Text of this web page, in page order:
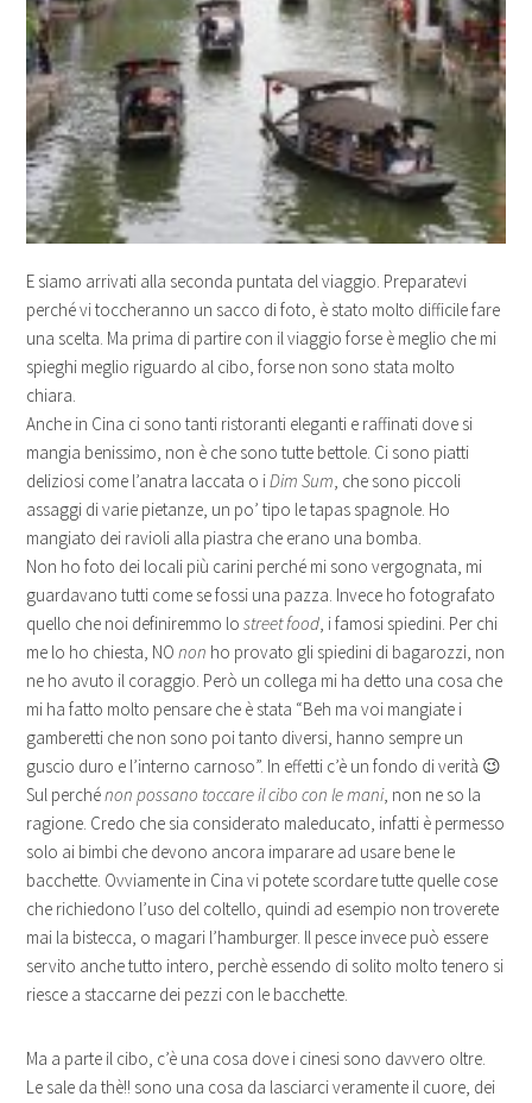
E siamo arrivati alla seconda puntata del viaggio. Preparatevi
perché vi toccheranno un sacco di foto, è stato molto difficile fare
una scelta. Ma prima di partire con il viaggio forse è meglio che mi
spieghi meglio riguardo al cibo, forse non sono stata molto
chiara.
Anche in Cina ci sono tanti ristoranti eleganti e raffinati dove si
mangia benissimo, non è che sono tutte bettole. Ci sono piatti
deliziosi come l’anatra laccata o iDim Sum, che sono piccoli
assaggi di varie pietanze, un po’ tipo le tapas spagnole. Ho
mangiato dei ravioli alla piastra che erano una bomba.
Non ho foto dei locali più carini perché mi sono vergognata, mi
guardavano tutti come se fossi una pazza. Invece ho fotografato
quello che noi definiremmo lostreet food, i famosi spiedini. Per chi
me lo ho chiesta, NOnon ho provato gli spiedini di bagarozzi, non
ne ho avuto il coraggio. Però un collega mi ha detto una cosa che
mi ha fatto molto pensare che è stata “Beh ma voi mangiate i
gamberetti che non sono poi tanto diversi, hanno sempre un
guscio duro e l’interno carnoso”. In effetti c’è un fondo di verità 😉
Sul perchénon possano toccare il cibo con le mani, non ne so la
ragione. Credo che sia considerato maleducato, infatti è permesso
solo ai bimbi che devono ancora imparare ad usare bene le
bacchette. Ovviamente in Cina vi potete scordare tutte quelle cose
che richiedono l’uso del coltello, quindi ad esempio non troverete
mai la bistecca, o magari l’hamburger. Il pesce invece può essere
servito anche tutto intero, perchè essendo di solito molto tenero si
riesce a staccarne dei pezzi con le bacchette.
Ma a parte il cibo, c’è una cosa dove i cinesi sono davvero oltre.
Le sale da thè!! sono una cosa da lasciarci veramente il cuore, dei